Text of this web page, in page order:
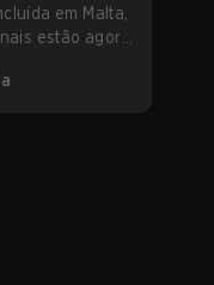
em Malta,
estão agora
e MOUZ
ainda